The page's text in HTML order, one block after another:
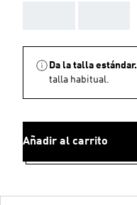
Da la talla estándar.
talla habitual.
Añadir al carrito